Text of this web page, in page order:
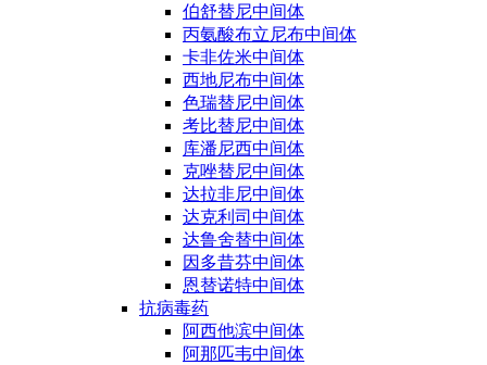
伯舒替尼中间体
丙氨酸布立尼布中间体
卡非佐米中间体
西地尼布中间体
色瑞替尼中间体
考比替尼中间体
库潘尼西中间体
克唑替尼中间体
达拉非尼中间体
达克利司中间体
达鲁舍替中间体
因多昔芬中间体
恩替诺特中间体
抗病毒药
阿西他滨中间体
阿那匹韦中间体